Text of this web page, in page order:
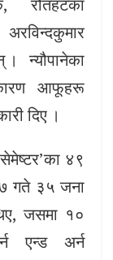
न्यौपानेका
आफूहरू
दिए ।
४९
गते ३५ जना
जसमा १०
एन्ड अर्न